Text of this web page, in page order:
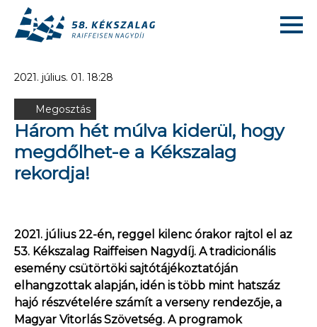
2021. július. 01. 18:28
Megosztás
Három hét múlva kiderül, hogy
megdőlhet-e a Kékszalag
rekordja!
2021. július 22-én, reggel kilenc órakor rajtol el az
53. Kékszalag Raiffeisen Nagydíj. A tradicionális
esemény csütörtöki sajtótájékoztatóján
elhangzottak alapján, idén is több mint hatszáz
hajó részvételére számít a verseny rendezője, a
Magyar Vitorlás Szövetség. A programok